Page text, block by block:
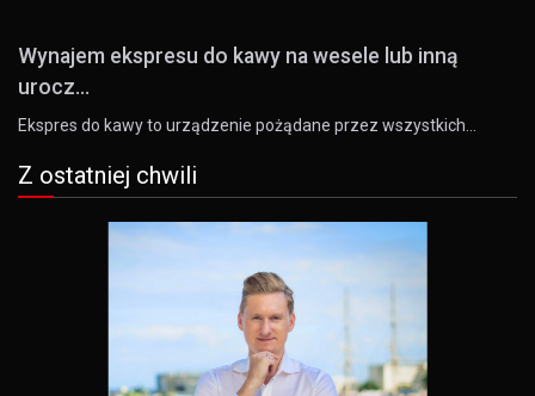
Wynajem ekspresu do kawy na wesele lub inną
urocz...
Ekspres do kawy to urządzenie pożądane przez wszystkich…
Z ostatniej chwili